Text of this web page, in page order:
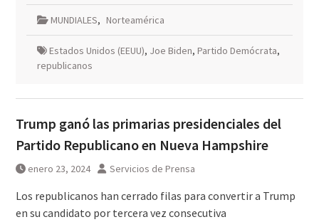
MUNDIALES, Norteamérica
Estados Unidos (EEUU), Joe Biden, Partido Demócrata,
republicanos
Trump ganó las primarias presidenciales del
Partido Republicano en Nueva Hampshire
enero 23, 2024 Servicios de Prensa
Los republicanos han cerrado filas para convertir a Trump
en su candidato por tercera vez consecutiva